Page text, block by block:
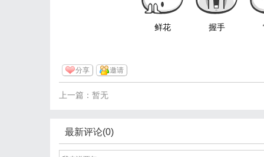
鲜花 握手
分享 邀请
上一篇：暂无
最新评论(0)